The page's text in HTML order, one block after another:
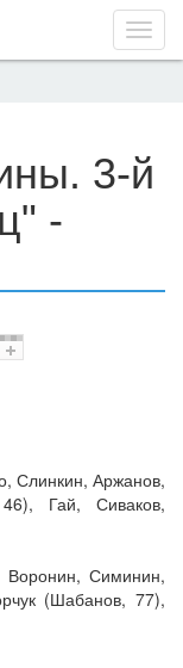
3-й
-
Слинкин, Аржанов,
Гай, Сиваков,
Воронин, Симинин,
(Шабанов, 77),